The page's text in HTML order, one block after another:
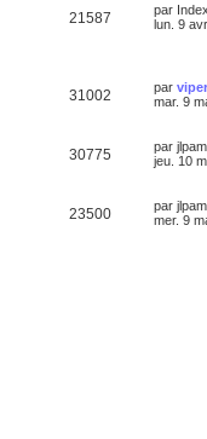
21587 par
lun. 9
31002 par
mar. 9
30775 par
jeu. 10
23500 par
mer. 9